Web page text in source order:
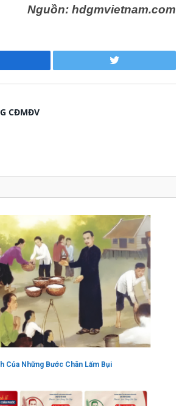
Nguồn: hdgmvietnam.com
Twitter
CĐMĐV
Của Những Bước Chân Lấm Bụi